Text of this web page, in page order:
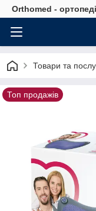
Orthomed -
Товари та
Топ продажів